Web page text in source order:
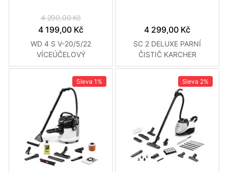
4 290,00 Kč
4 199,00 Kč
WD 4 S V-20/5/22
VÍCEÚČELOVÝ
VYS.KARCHER
4 299,00 Kč
SC 2 DELUXE PARNÍ
ČISTIČ KARCHER
Sleva 1% Sleva 2%